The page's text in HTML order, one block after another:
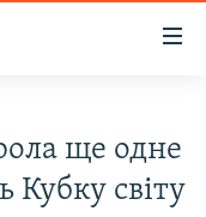
ще одне
Кубку світу